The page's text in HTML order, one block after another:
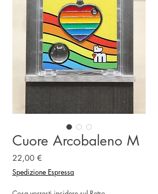
Cuore Arcobaleno M
22,00 €
Spedizione Espressa